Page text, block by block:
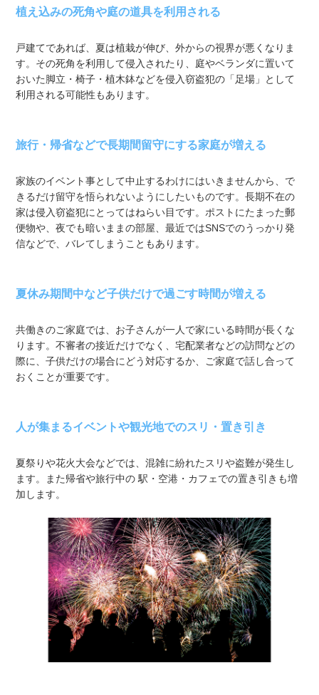
植え込みの死角や庭の道具を利用される
戸建てであれば、夏は植栽が伸び、外からの視界が悪くなりま
す。その死角を利用して侵入されたり、庭やベランダに置いて
おいた脚立・椅子・植木鉢などを侵入窃盗犯の「足場」として
利用される可能性もあります。
旅行・帰省などで長期間留守にする家庭が増える
家族のイベント事として中止するわけにはいきませんから、で
きるだけ留守を悟られないようにしたいものです。長期不在の
家は侵入窃盗犯にとってはねらい目です。ポストにたまった郵
便物や、夜でも暗いままの部屋、最近ではSNSでのうっかり発
信などで、バレてしまうこともあります。
夏休み期間中など子供だけで過ごす時間が増える
共働きのご家庭では、お子さんが一人で家にいる時間が長くな
ります。不審者の接近だけでなく、宅配業者などの訪問などの
際に、子供だけの場合にどう対応するか、ご家庭で話し合って
おくことが重要です。
人が集まるイベントや観光地でのスリ・置き引き
夏祭りや花火大会などでは、混雑に紛れたスリや盗難が発生し
ます。また帰省や旅行中の 駅・空港・カフェでの置き引きも増
加します。